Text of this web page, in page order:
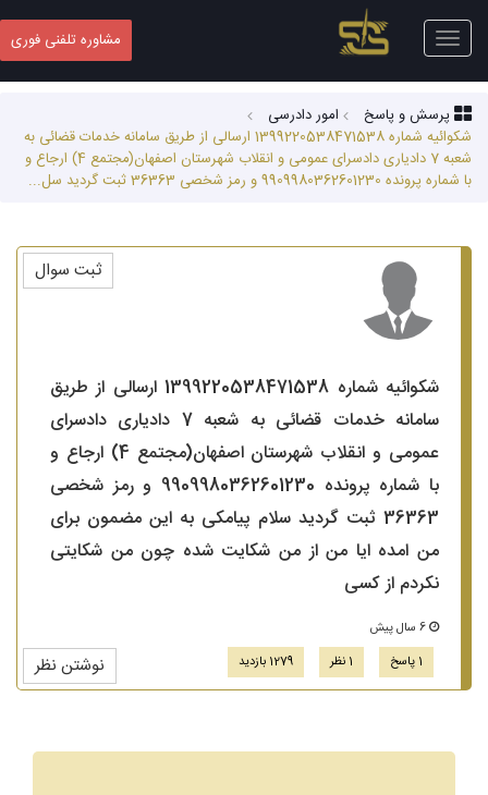
Toggle
navigation
مشاوره تلفنی فوری
پرسش و پاسخ
امور دادرسی
شکوائیه شماره 1399220538471538 ارسالی از طریق سامانه خدمات قضائی به
شعبه 7 دادیاری دادسرای عمومی و انقلاب شهرستان اصفهان(مجتمع 4) ارجاع و
با شماره پرونده 9909980362601230 و رمز شخصی 36363 ثبت گردید سل...
شکوائیه شماره 1399220538471538 ارسالی از طریق
سامانه خدمات قضائی به شعبه 7 دادیاری دادسرای
عمومی و انقلاب شهرستان اصفهان(مجتمع 4) ارجاع و
با شماره پرونده 9909980362601230 و رمز شخصی
36363 ثبت گردید سلام پیامکی به این مضمون برای
من امده ایا من از من شکایت شده چون من شکایتی
نکردم از کسی
1 پاسخ
1 نظر 1279 بازدید نوشتن نظر
ثبت سوال